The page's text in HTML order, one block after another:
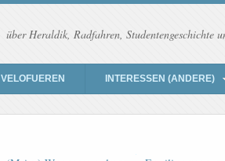
über Heraldik, Radfahren, Studentengeschichte
VELOFUEREN INTERESSEN (ANDERE)